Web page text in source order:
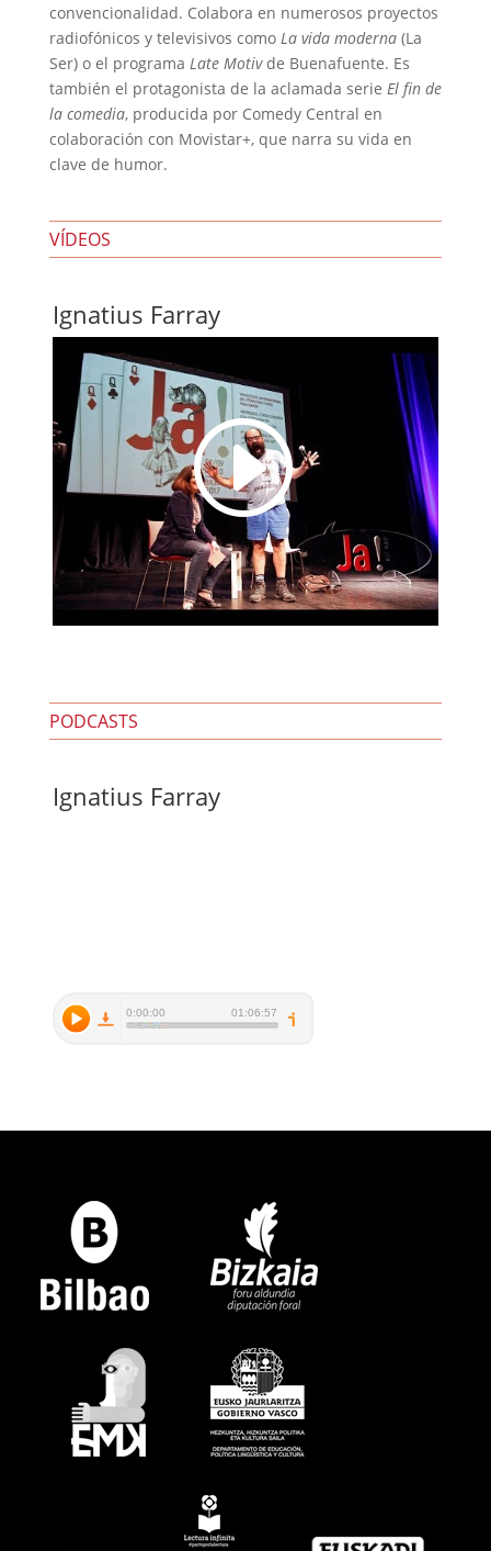
convencionalidad. Colabora en numerosos proyectos
radiofónicos y televisivos como La vida moderna(La
Ser) o el programa Late Motivde Buenafuente. Es
también el protagonista de la aclamada serie El fin de
la comedia, producida por Comedy Central en
colaboración con Movistar+, que narra su vida en
clave de humor.
VÍDEOS
Ignatius Farray
I
PODCASTS
Ignatius Farray